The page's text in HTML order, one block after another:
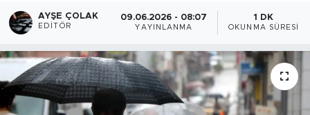
AYŞE ÇOLAK
EDITÖR
09.06.2026 - 08:07
YAYINLANMA
1 DK
OKUNMA SÜRESI
Haber Arşivi